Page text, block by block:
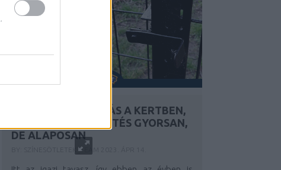
TAVASZI MEGÚJULÁS A KERTBEN,
AVAGY KERÍTÉSFESTÉS GYORSAN,
DE ALAPOSAN
SZÍNESÖTLETEK_TEAM